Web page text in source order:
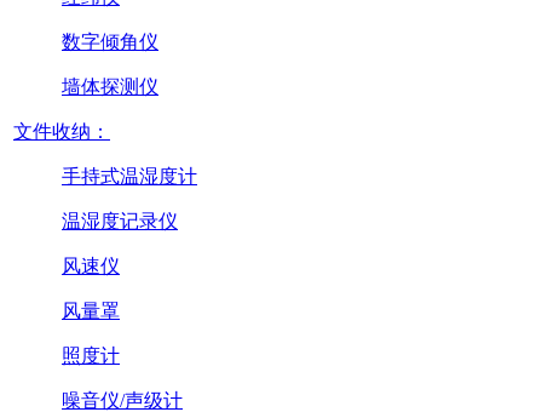
数字倾角仪
墙体探测仪
文件收纳：
手持式温湿度计
温湿度记录仪
风速仪
风量罩
照度计
噪音仪/声级计